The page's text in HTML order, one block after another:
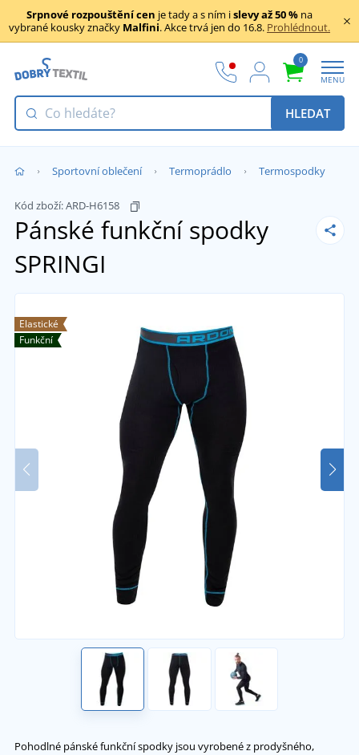
Srpnové rozpouštění cen je tady a s ním islevy až 50 % na
vybrané kousky značky Malfini. Akce trvá jen do 16.8. Prohlédnout.
0
MENU
HLEDAT
Sportovní oblečení Termoprádlo Termospodky
Kód zboží:ARD-H6158
Pánské funkční spodky
SPRINGI
Elastické
Funkční
Pohodlné pánské funkční spodky jsou vyrobené z prodyšného,